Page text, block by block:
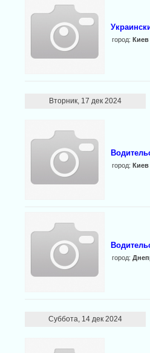
город: Киев
Вторник, 17 дек 2024
город: Киев
город:
Суббота, 14 дек 2024